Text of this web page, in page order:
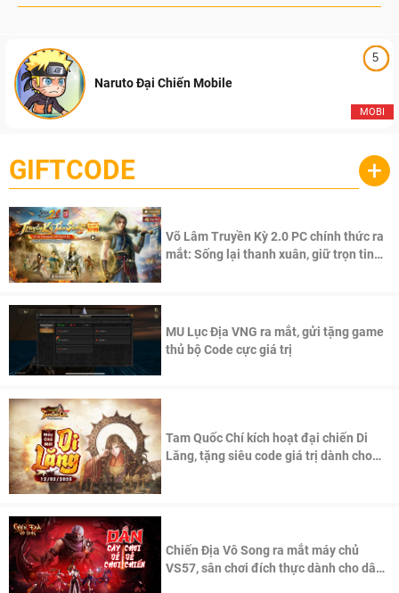
5
MOBI
Naruto Đại Chiến Mobile
GIFTCODE +
Võ Lâm Truyền Kỳ 2.0 PC chính thức ra
mắt: Sống lại thanh xuân, giữ trọn tinh
MU Lục Địa VNG ra mắt, gửi tặng game
thủ bộ Code cực giá trị
Tam Quốc Chí kích hoạt đại chiến Di
Lăng, tặng siêu code giá trị dành cho
Chiến Địa Vô Song ra mắt máy chủ
VS57, sân chơi đích thực dành cho dân